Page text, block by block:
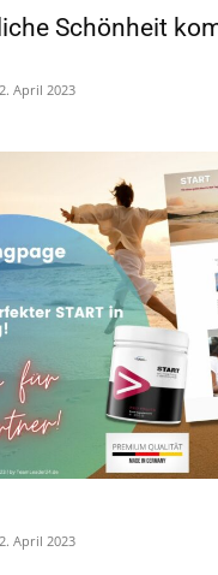
Schönheit
2. April 2023
2. April 2023